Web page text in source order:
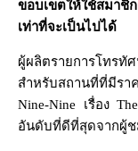
ขอบเขตให้ใช้สมาชิ
เท่าที่จะเป็นไปได้
ผู้ผลิตรายการโทรทั
สำหรับสถานที่ที่มีร
Nine-Nine เรื่อง
อันดับที่ดีที่สุดจากผู้